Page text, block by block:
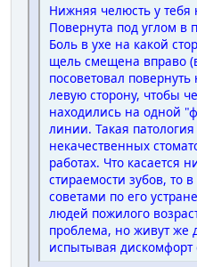
Нижняя челюсть у тебя
Повернута под углом в
Боль в ухе на какой
щель смещена вправо
посоветовал
левую сторону, чтобы
находились на одной
линии. Такая
некачественных
работах. Что касается
стираемости зубов, то
советами по его
людей пожилого
проблема, но живут же
испытывая дискомфорт